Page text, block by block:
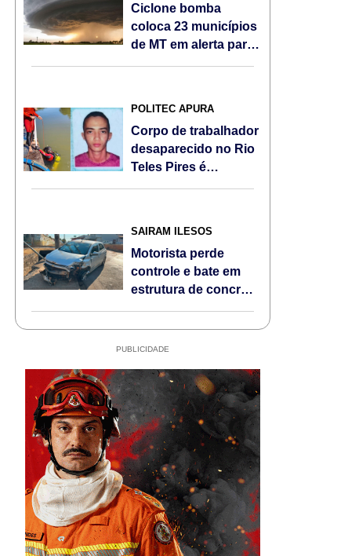
Ciclone bomba
coloca 23 municípios
de MT em alerta para
POLITEC APURA
Corpo de trabalhador
desaparecido no Rio
Teles Pires é
SAIRAM ILESOS
Motorista perde
controle e bate em
estrutura de concreto
PUBLICIDADE